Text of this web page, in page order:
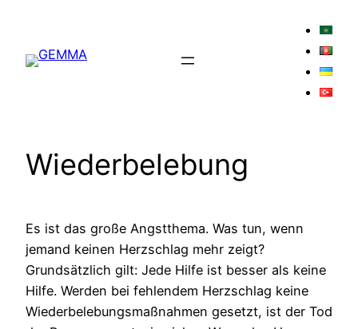
springen
Wiederbelebung
Es ist das große Angstthema. Was tun, wenn
jemand keinen Herzschlag mehr zeigt?
Grundsätzlich gilt: Jede Hilfe ist besser als keine
Hilfe. Werden bei fehlendem Herzschlag keine
Wiederbelebungsmaßnahmen gesetzt, ist der Tod